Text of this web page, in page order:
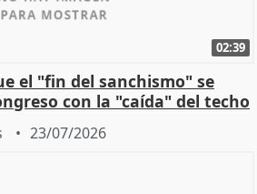
02:39
el "fin del sanchismo" se
con la "caída" del techo
23/07/2026